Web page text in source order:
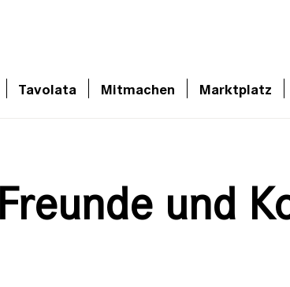
Tavolata Mitmachen Marktplatz
und